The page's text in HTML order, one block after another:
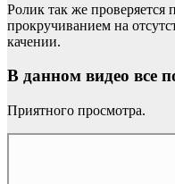
Ролик так же
прокручиванием на
качении.
В данном видео все
Приятного просмотра.